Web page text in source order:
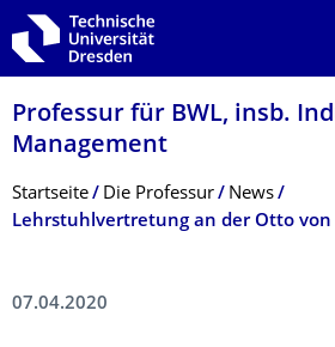
Zur Hauptnavigation springen
Zur Suche springen
Zum Inhalt springen
Professur für BWL, insb.
Management
Breadcrumb-Menü
Startseite Die Professur
News
07.04.2020